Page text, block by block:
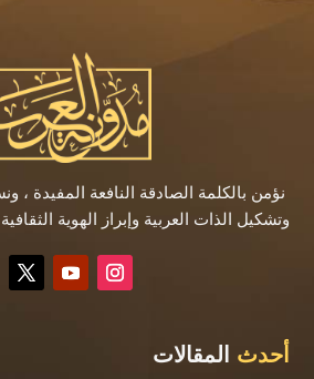
أحدث المقالات
نؤمن بالكلمة الصادقة النافعة المفيدة ،
وتشكيل الذات العربية وإبراز الهوية